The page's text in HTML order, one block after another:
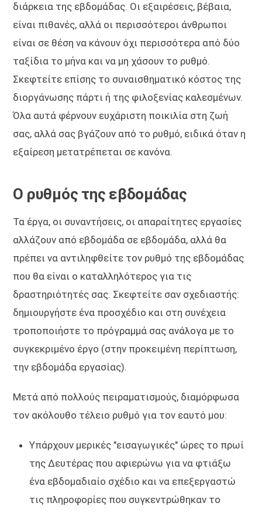
διάρκεια της εβδομάδας. Οι εξαιρέσεις, βέβαια,
είναι πιθανές, αλλά οι περισσότεροι άνθρωποι
είναι σε θέση να κάνουν όχι περισσότερα από δύο
ταξίδια το μήνα και να μη χάσουν το ρυθμό.
Σκεφτείτε επίσης το συναισθηματικό κόστος της
διοργάνωσης πάρτι ή της φιλοξενίας καλεσμένων.
Όλα αυτά φέρνουν ευχάριστη ποικιλία στη ζωή
σας, αλλά σας βγάζουν από το ρυθμό, ειδικά όταν η
εξαίρεση μετατρέπεται σε κανόνα.
Ο ρυθμός της εβδομάδας
Τα έργα, οι συναντήσεις, οι απαραίτητες εργασίες
αλλάζουν από εβδομάδα σε εβδομάδα, αλλά θα
πρέπει να αντιληφθείτε τον ρυθμό της εβδομάδας
που θα είναι ο καταλληλότερος για τις
δραστηριότητές σας. Σκεφτείτε σαν σχεδιαστής:
δημιουργήστε ένα προσχέδιο και στη συνέχεια
τροποποιήστε το πρόγραμμά σας ανάλογα με το
συγκεκριμένο έργο (στην προκειμένη περίπτωση,
την εβδομάδα εργασίας).
Μετά από πολλούς πειραματισμούς, διαμόρφωσα
τον ακόλουθο τέλειο ρυθμό για τον εαυτό μου:
Υπάρχουν μερικές "εισαγωγικές" ώρες το πρωί
της Δευτέρας που αφιερώνω για να φτιάξω
ένα εβδομαδιαίο σχέδιο και να επεξεργαστώ
τις πληροφορίες που συγκεντρώθηκαν το